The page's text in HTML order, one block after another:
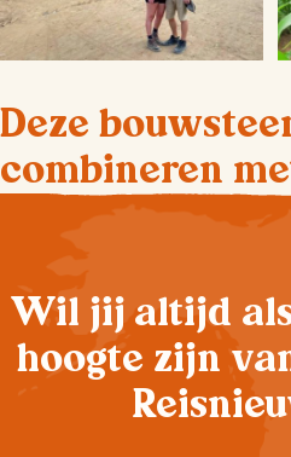
Deze
combineren
Wil jij altijd
hoogte zijn